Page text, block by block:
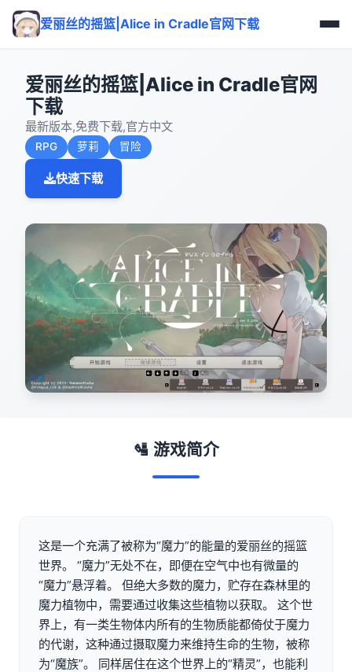
爱丽丝的摇篮|Alice in Cradle官网下载
爱丽丝的摇篮|Alice in Cradle官网
下载
最新版本,免费下载,官方中文
RPG 萝莉 冒险
快速下载
🛂 游戏简介
这是一个充满了被称为“魔力”的能量的爱丽丝的摇篮
世界。 “魔力”无处不在，即便在空气中也有微量的
“魔力”悬浮着。 但绝大多数的魔力，贮存在森林里的
魔力植物中，需要通过收集这些植物以获取。 这个世
界上，有一类生物体内所有的生物质能都倚仗于魔力
的代谢，这种通过摄取魔力来维持生命的生物，被称
为“魔族”。 同样居住在这个世界上的“精灵”，也能利